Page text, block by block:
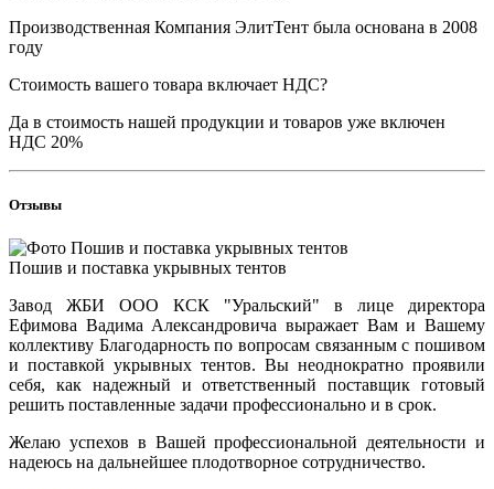
Производственная Компания ЭлитТент была основана в 2008
году
Стоимость вашего товара включает НДС?
Да в стоимость нашей продукции и товаров уже включен
НДС 20%
Отзывы
Пошив и поставка укрывных тентов
Завод ЖБИ ООО КСК "Уральский" в лице директора
Ефимова Вадима Александровича выражает Вам и Вашему
коллективу Благодарность по вопросам связанным с пошивом
и поставкой укрывных тентов. Вы неоднократно проявили
себя, как надежный и ответственный поставщик готовый
решить поставленные задачи профессионально и в срок.
Желаю успехов в Вашей профессиональной деятельности и
надеюсь на дальнейшее плодотворное сотрудничество.